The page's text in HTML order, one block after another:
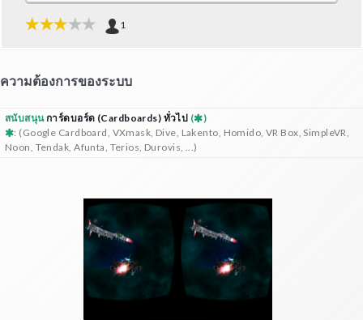
1
ความต้องการของระบบ
สนับสนุนการ์ดบอร์ด (Cardboards) ทั่วไป (
)
: (Google Cardboard, VXmask, Dive, Lakento, Homido, VR Box, SimpleVR,
Noon, Tendak, Afunta, Terios, Durovis, ...)